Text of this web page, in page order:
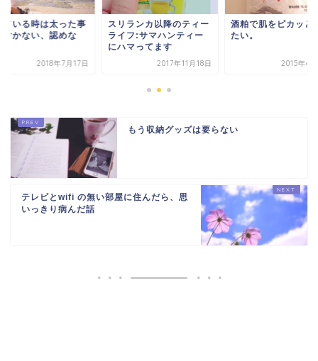
た事
な
スリランカ以降のティー
ライフ:サマハンティー
にハマってます
酒粕で肌をピカッとさせ
たい。
太っ
もう収納グッズは要らない
テレビとwifi の無い部屋に住んだら、思
いっきり病んだ話